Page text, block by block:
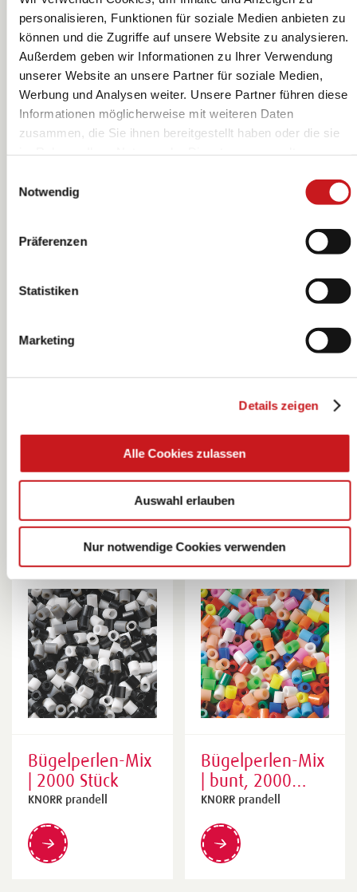
personalisieren, Funktionen für soziale Medien anbieten zu
können und die Zugriffe auf unsere Website zu analysieren.
Außerdem geben wir Informationen zu Ihrer Verwendung
unserer Website an unsere Partner für soziale Medien,
Werbung und Analysen weiter. Unsere Partner führen diese
Informationen möglicherweise mit weiteren Daten
zusammen, die Sie ihnen bereitgestellt haben oder die sie
mehr darüber, wer wir sind, wie Sie uns kontaktieren
können und wie wir personenbezogene Daten verarbeiten.
Notwendig
Präferenzen
Statistiken
Marketing
Details zeigen
Alle Cookies zulassen
Auswahl erlauben
Nur notwendige Cookies verwenden
Lichttüten
„Basic“ |
110×160×110
mm, creme, 6
Stück
KNORR prandell
Lichttüten
„Winter“ |
155×265×90
mm, creme, 6
Stück
KNORR prandell
| 2000 Stück
Bügelperlen-Mix
| 2000 Stück
KNORR prandell
Bügelperlen-Mix
| 2000 Stück
KNORR prandell
Bügelperlen-Mix
| bunt, 2000
Stück
KNORR prandell